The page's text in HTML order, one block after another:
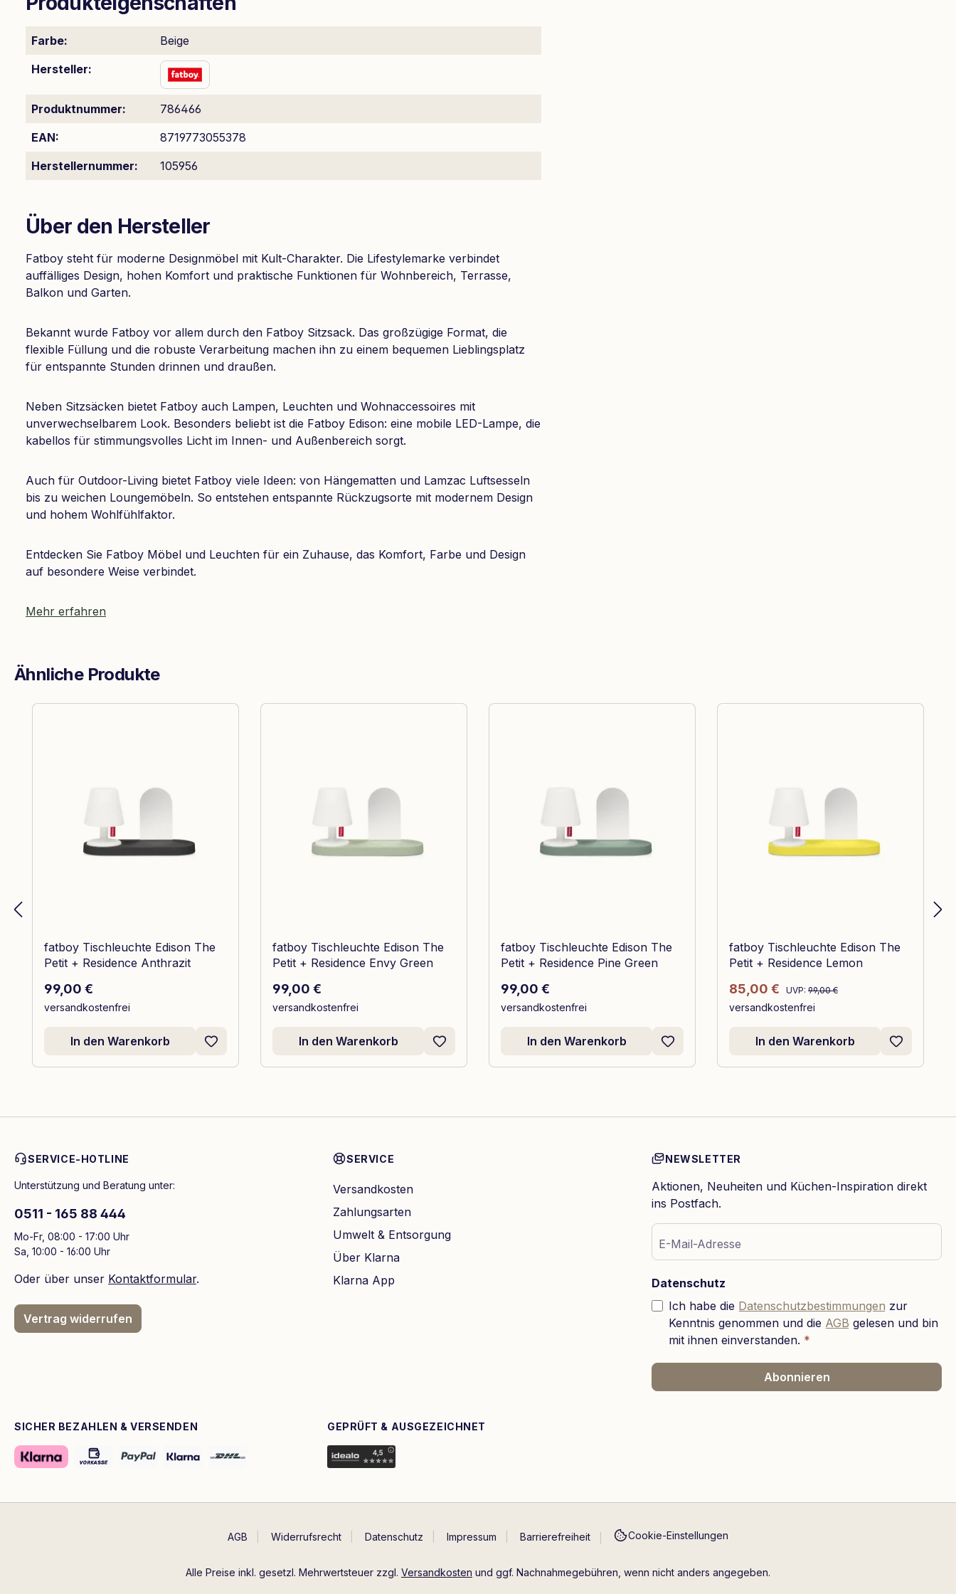
Farbe:
Beige
Hersteller:
Produktnummer:
786466
EAN:
8719773055378
Herstellernummer:
105956
Über den Hersteller
Fatboy steht für moderne Designmöbel mit Kult-Charakter. Die Lifestylemarke verbindet
auffälliges Design, hohen Komfort und praktische Funktionen für Wohnbereich, Terrasse,
Balkon und Garten.
Bekannt wurde Fatboy vor allem durch den Fatboy Sitzsack. Das großzügige Format, die
flexible Füllung und die robuste Verarbeitung machen ihn zu einem bequemen Lieblingsplatz
für entspannte Stunden drinnen und draußen.
Neben Sitzsäcken bietet Fatboy auch Lampen, Leuchten und Wohnaccessoires mit
unverwechselbarem Look. Besonders beliebt ist die Fatboy Edison: eine mobile LED-Lampe, die
kabellos für stimmungsvolles Licht im Innen- und Außenbereich sorgt.
Auch für Outdoor-Living bietet Fatboy viele Ideen: von Hängematten und Lamzac Luftsesseln
bis zu weichen Loungemöbeln. So entstehen entspannte Rückzugsorte mit modernem Design
und hohem Wohlfühlfaktor.
Entdecken Sie Fatboy Möbel und Leuchten für ein Zuhause, das Komfort, Farbe und Design
auf besondere Weise verbindet.
Mehr erfahren
Ähnliche Produkte
Produktgalerie überspringen
fatboy Tischleuchte Edison The
Petit + Residence Anthrazit
Regulärer Preis:
99,00 €
versandkostenfrei
In den Warenkorb
fatboy Tischleuchte Edison The
Petit + Residence Envy Green
Regulärer Preis:
99,00 €
versandkostenfrei
In den Warenkorb
fatboy Tischleuchte Edison The
Petit + Residence Pine Green
Regulärer Preis:
99,00 €
versandkostenfrei
In den Warenkorb
fatboy Tischleuchte Edison The
Petit + Residence Lemon
Verkaufspreis:
85,00 € Regulärer Preis:
UVP: 99,00 €
versandkostenfrei
In den Warenkorb
SERVICE-HOTLINE
Unterstützung und Beratung unter:
0511 - 165 88 444
Mo-Fr, 08:00 - 17:00 Uhr
Sa, 10:00 - 16:00 Uhr
Oder über unser Kontaktformular.
Vertrag widerrufen
SERVICE
Versandkosten
Zahlungsarten
Umwelt & Entsorgung
Über Klarna
Klarna App
NEWSLETTER
Aktionen, Neuheiten und Küchen-Inspiration direkt
ins Postfach.
E-Mail-Adresse
Datenschutz
Ich habe die Datenschutzbestimmungen zur
Kenntnis genommen und die AGB gelesen und bin
mit ihnen einverstanden. *
Abonnieren
SICHER BEZAHLEN & VERSENDEN GEPRÜFT & AUSGEZEICHNET
AGB Widerrufsrecht Datenschutz Impressum Barrierefreiheit Cookie-Einstellungen
Alle Preise inkl. gesetzl. Mehrwertsteuer zzgl. Versandkosten und ggf. Nachnahmegebühren, wenn nicht anders angegeben.